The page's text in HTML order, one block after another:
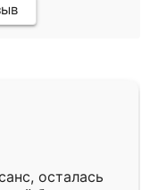
осталась